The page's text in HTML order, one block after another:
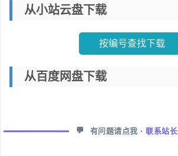
从小站云盘下载
按编号查找下载
从百度网盘下载
💬 有问题请点我 ·联系站长